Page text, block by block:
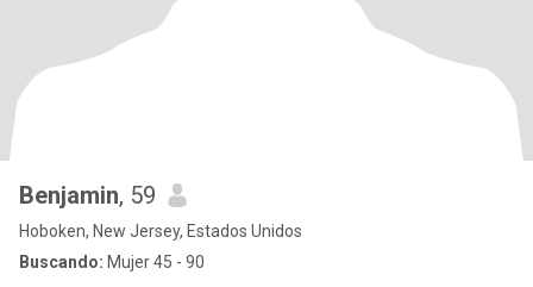
Benjamin, 59
Hoboken, New Jersey, Estados Unidos
Buscando: Mujer 45 - 90